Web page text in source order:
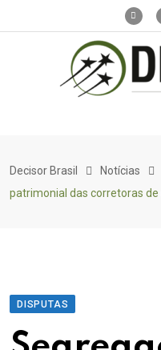
Decisor Brasil Notícias
patrimonial das corretoras
DISPUTAS